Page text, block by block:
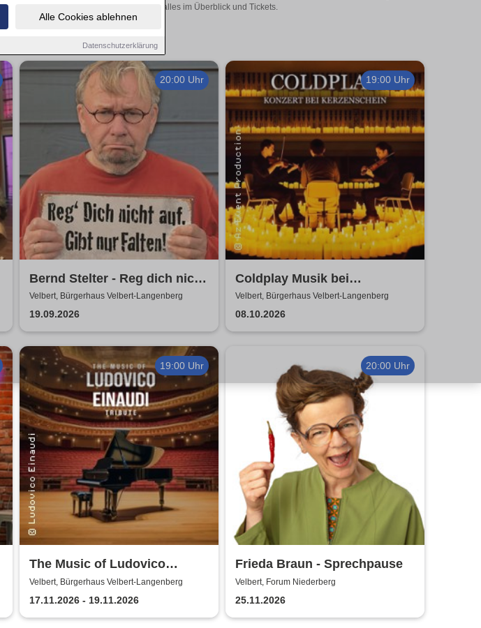
Alle Cookies ablehnen
Datenschutzerklärung
Veranstaltungen in Velbert – hier finden alles im Überblick und Tickets.
20:00 Uhr
Bernd Stelter - Reg dich nicht
auf. Gibt nur Falten!
Velbert, Bürgerhaus Velbert-Langenberg
19.09.2026
19:00 Uhr
Coldplay Musik bei
Kerzenschein
Velbert, Bürgerhaus Velbert-Langenberg
08.10.2026
19:00 Uhr
The Music of Ludovico
Einaudi: Tribute-
Klavierkonzert - Ludovico
Einaudi Tribute bei
Velbert, Bürgerhaus Velbert-Langenberg
17.11.2026 - 19.11.2026
20:00 Uhr
Frieda Braun - Sprechpause
Velbert, Forum Niederberg
25.11.2026